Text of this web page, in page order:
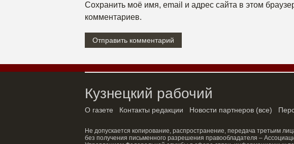
Сохранить моё имя, email и адрес сайта в этом
комментариев.
Кузнецкий рабочий
О газете Контакты редакции Новости партнеров (все)
Не допускается копирование, распространение, передача третьим
без получения письменного разрешения правообладателя –